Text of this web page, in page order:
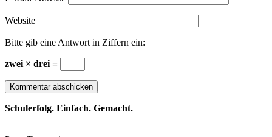
Website
Bitte gib eine Antwort in Ziffern ein:
zwei × drei =
Schulerfolg. Einfach. Gemacht.